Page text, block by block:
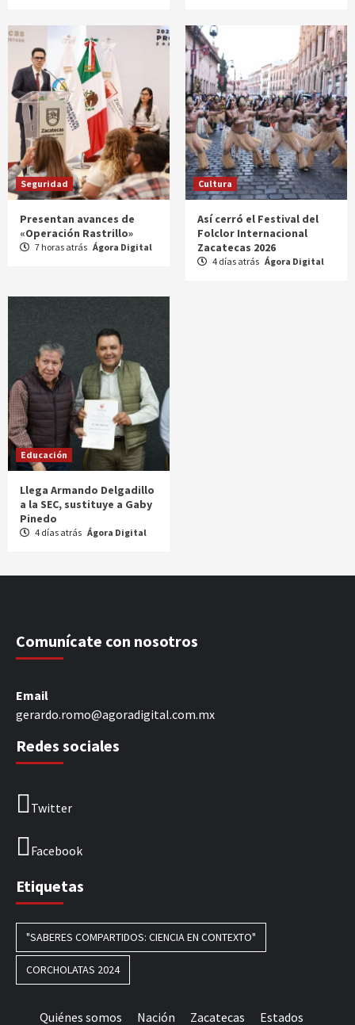
Seguridad
Presentan avances de
«Operación Rastrillo»
7 horas atrás Ágora Digital
Cultura
Así cerró el Festival del
Folclor Internacional
Zacatecas 2026
4 días atrás Ágora Digital
Educación
Llega Armando Delgadillo
a la SEC, sustituye a Gaby
Pinedo
4 días atrás Ágora Digital
Comunícate con nosotros
Email
gerardo.romo@agoradigital.com.mx
Redes sociales
Twitter
Facebook
Etiquetas
"SABERES COMPARTIDOS: CIENCIA EN CONTEXTO"
CORCHOLATAS 2024
Quiénes somos Nación Zacatecas Estados